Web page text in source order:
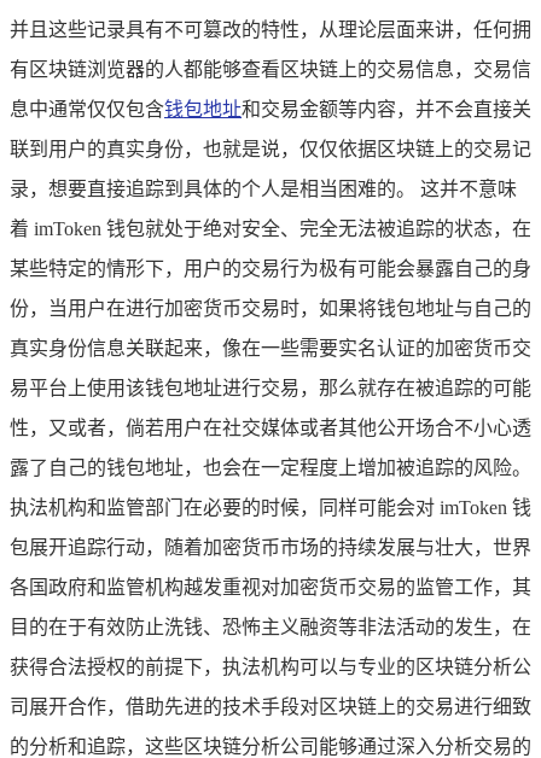
并且这些记录具有不可篡改的特性，从理论层面来讲，任何拥
有区块链浏览器的人都能够查看区块链上的交易信息，交易信
息中通常仅仅包含钱包地址和交易金额等内容，并不会直接关
联到用户的真实身份，也就是说，仅仅依据区块链上的交易记
录，想要直接追踪到具体的个人是相当困难的。 这并不意味
着 imToken 钱包就处于绝对安全、完全无法被追踪的状态，在
某些特定的情形下，用户的交易行为极有可能会暴露自己的身
份，当用户在进行加密货币交易时，如果将钱包地址与自己的
真实身份信息关联起来，像在一些需要实名认证的加密货币交
易平台上使用该钱包地址进行交易，那么就存在被追踪的可能
性，又或者，倘若用户在社交媒体或者其他公开场合不小心透
露了自己的钱包地址，也会在一定程度上增加被追踪的风险。
执法机构和监管部门在必要的时候，同样可能会对 imToken 钱
包展开追踪行动，随着加密货币市场的持续发展与壮大，世界
各国政府和监管机构越发重视对加密货币交易的监管工作，其
目的在于有效防止洗钱、恐怖主义融资等非法活动的发生，在
获得合法授权的前提下，执法机构可以与专业的区块链分析公
司展开合作，借助先进的技术手段对区块链上的交易进行细致
的分析和追踪，这些区块链分析公司能够通过深入分析交易的